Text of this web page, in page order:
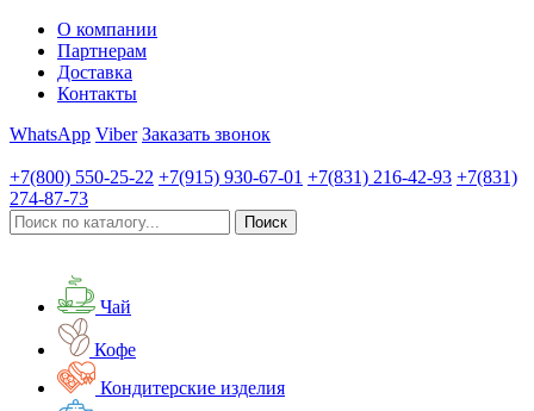
О компании
Партнерам
Доставка
Контакты
WhatsApp Viber Заказать звонок
+7(800) 550-25-22 +7(915) 930-67-01 +7(831) 216-42-93 +7(831)
274-87-73
Чай
Кофе
Кондитерские изделия